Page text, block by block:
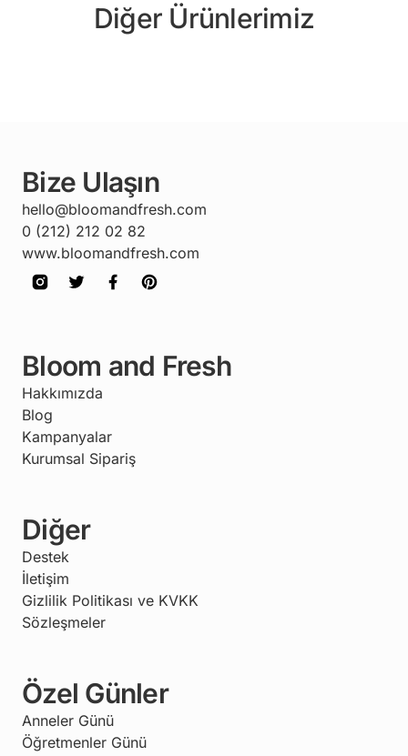
Diğer Ürünlerimiz
Bize Ulaşın
hello@bloomandfresh.com
0 (212) 212 02 82
www.bloomandfresh.com
Bloom and Fresh
Hakkımızda
Blog
Kampanyalar
Kurumsal Sipariş
Diğer
Destek
İletişim
Gizlilik Politikası ve KVKK
Sözleşmeler
Özel Günler
Anneler Günü
Öğretmenler Günü